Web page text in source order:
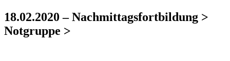
18.02.2020 – Nachmittagsfortbildung >
Notgruppe >